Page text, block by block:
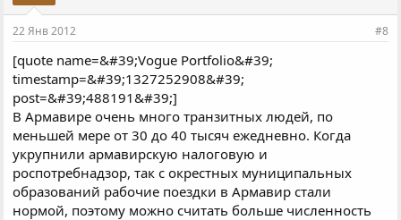
22 Янв 2012 #8
[quote name=&#39;Vogue Portfolio&#39;
timestamp=&#39;1327252908&#39;
post=&#39;488191&#39;]
В Армавире очень много транзитных людей, по
меньшей мере от 30 до 40 тысяч ежедневно. Когда
укрупнили армавирскую налоговую и
роспотребнадзор, так с окрестных муниципальных
образований рабочие поездки в Армавир стали
нормой, поэтому можно считать больше численность